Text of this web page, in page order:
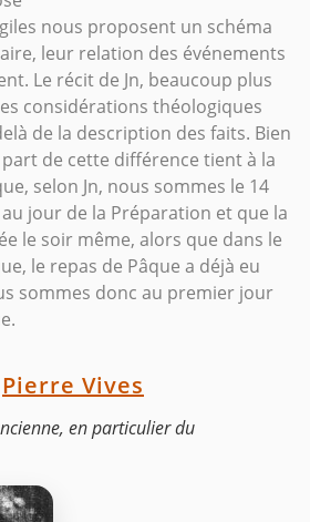
nous proposent un schéma
leur relation des événements
Le récit de Jn, beaucoup plus
considérations théologiques
de la description des faits. Bien
de cette différence tient à la
selon Jn, nous sommes le 14
au jour de la Préparation et que la
le soir même, alors que dans le
le repas de Pâque a déjà eu
sommes donc au premier jour
Pierre Vives
en particulier du